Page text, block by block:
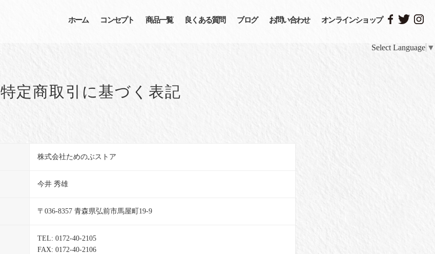
ホーム コンセプト 商品一覧 良くある質問 ブログ お問い合わせ オンラインショップ
Select Language ▼
特定商取引に基づく表記
株式会社ためのぶストア
今井 秀雄
〒036-8357 青森県弘前市馬屋町19-9
TEL: 0172-40-2105
FAX: 0172-40-2106